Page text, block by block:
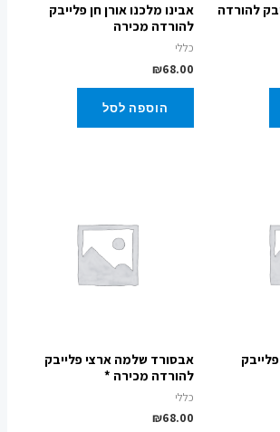
להורדה
אבינו מלכנו אורן חן פלייבק
להורדה מכירה
כללי
₪68.00
הוספה לסל
אבסורד שלמה ארצי פלייבק
להורדה מכירה *
כללי
₪68.00